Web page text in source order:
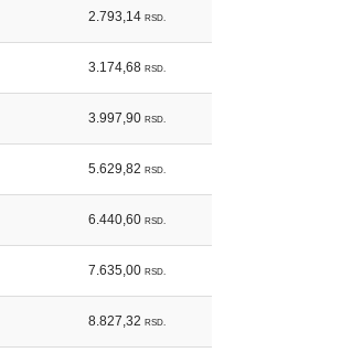
2.793,14 RSD.
3.174,68 RSD.
3.997,90 RSD.
5.629,82 RSD.
6.440,60 RSD.
7.635,00 RSD.
8.827,32 RSD.